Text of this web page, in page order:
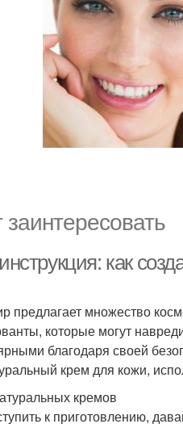
как
множество
которые могут
благодаря своей
крем для кожи,
кремов
к приготовлению,